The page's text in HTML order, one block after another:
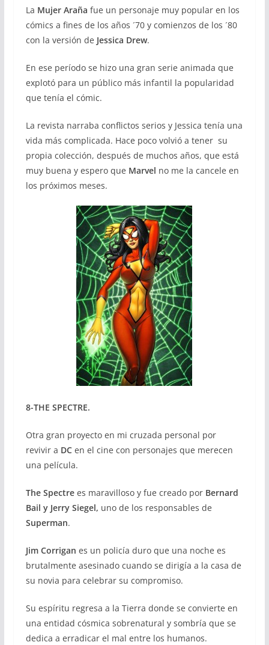
La Mujer Araña fue un personaje muy popular en los
cómics a fines de los años ´70 y comienzos de los ´80
con la versión de Jessica Drew.
En ese período se hizo una gran serie animada que
explotó para un público más infantil la popularidad
que tenía el cómic.
La revista narraba conflictos serios y Jessica tenía una
vida más complicada. Hace poco volvió a tener su
propia colección, después de muchos años, que está
muy buena y espero que Marvel no me la cancele en
los próximos meses.
8-THE SPECTRE.
Otra gran proyecto en mi cruzada personal por
revivir a DCen el cine con personajes que merecen
una película.
The Spectrees maravilloso y fue creado porBernard
Bail y Jerry Siegel, uno de los responsables de
Superman.
Jim Corrigan es un policía duro que una noche es
brutalmente asesinado cuando se dirigía a la casa de
su novia para celebrar su compromiso.
Su espíritu regresa a la Tierra donde se convierte en
una entidad cósmica sobrenatural y sombría que se
dedica a erradicar el mal entre los humanos.